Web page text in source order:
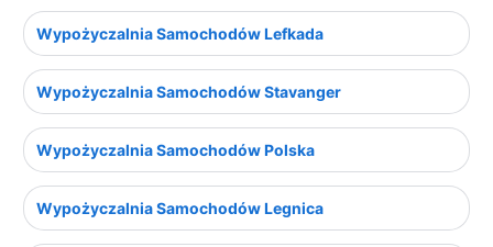
Wypożyczalnia Samochodów Lefkada
Wypożyczalnia Samochodów Stavanger
Wypożyczalnia Samochodów Polska
Wypożyczalnia Samochodów Legnica